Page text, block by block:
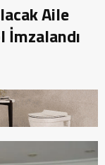
Aile
İmzalandı